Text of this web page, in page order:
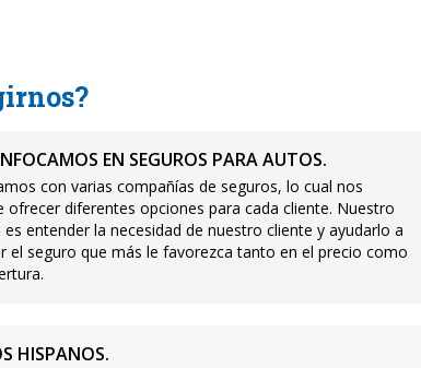
EN SEGUROS PARA AUTOS.
con varias compañías de seguros, lo cual nos
ofrecer diferentes opciones para cada cliente. Nuestro
entender la necesidad de nuestro cliente y ayudarlo a
el seguro que más le favorezca tanto en el precio como
HISPANOS.